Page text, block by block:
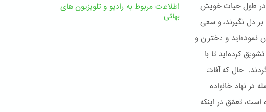
در طول حیات خویش
دل نگیرند، و سعی
نموده‌اید و دختران و
کرده‌اید تا با
حال که آفات
در نهاد خانواده
تعمّق در اینکه
اطلاعات مربوط به رادیو و تلویزیون های
بهائی